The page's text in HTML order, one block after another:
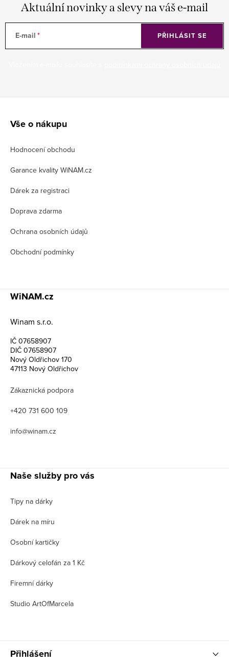
Aktuální novinky a slevy na váš e-mail
E-mail PŘIHLÁSIT SE
Vše o nákupu
Hodnocení obchodu
Garance kvality WiNAM.cz
Dárek za registraci
Doprava zdarma
Ochrana osobních údajů
Obchodní podmínky
WiNAM.cz
Winam s.r.o.
IČ 07658907
DIČ 07658907
Nový Oldřichov 170
47113 Nový Oldřichov
Zákaznická podpora
+420 731 600 109
info@winam.cz
Naše služby pro vás
Tipy na dárky
Dárek na míru
Osobní kartičky
Dárkový celofán za 1 Kč
Firemní dárky
Studio ArtOfMarcela
Přihlášení